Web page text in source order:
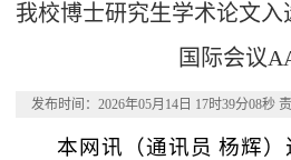
我校博士研究生学术论文
国际会议
发布时间：2026年05月14日 17时39分08秒
本网讯 （通讯员 杨辉）